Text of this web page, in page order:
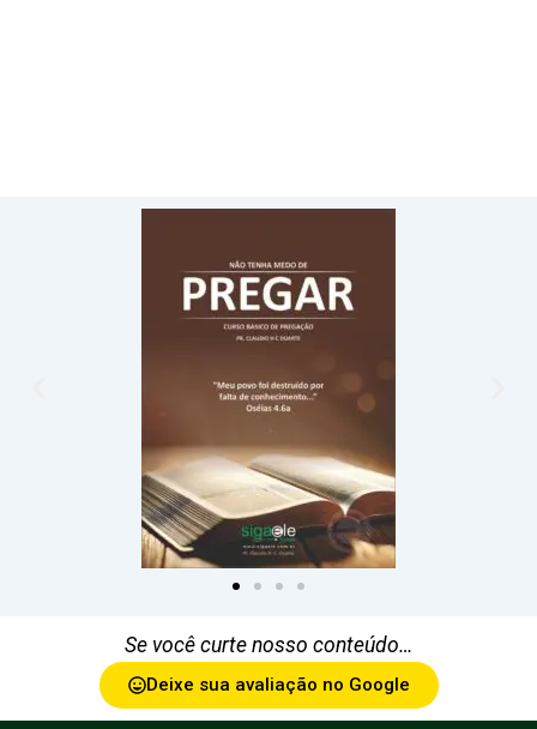
Se você curte nosso conteúdo…
Deixe sua avaliação no Google